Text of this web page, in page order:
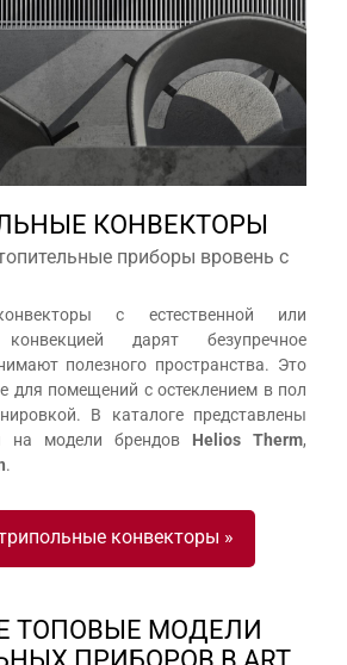
КОНВЕКТОРЫ
приборы вровень с
с естественной или
конвекцией дарят безупречное
полезного пространства. Это
для помещений с остеклением в пол
В каталоге представлены
на модели брендов Helios Therm,
.
конвекторы »
ТОПОВЫЕ МОДЕЛИ